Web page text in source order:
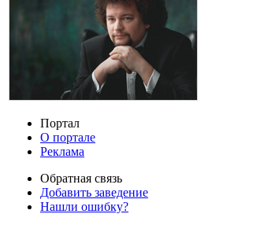
Портал
О портале
Реклама
Обратная связь
Добавить заведение
Нашли ошибку?